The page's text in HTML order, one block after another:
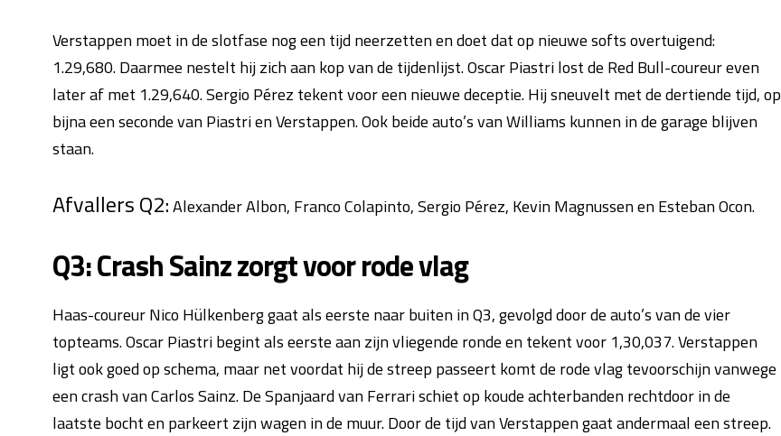
Verstappen moet in de slotfase nog een tijd neerzetten en doet dat op nieuwe softs overtuigend:
1.29,680. Daarmee nestelt hij zich aan kop van de tijdenlijst. Oscar Piastri lost de Red Bull-coureur even
later af met 1.29,640. Sergio Pérez tekent voor een nieuwe deceptie. Hij sneuvelt met de dertiende tijd, op
bijna een seconde van Piastri en Verstappen. Ook beide auto’s van Williams kunnen in de garage blijven
staan.
Afvallers Q2:Alexander Albon, Franco Colapinto, Sergio Pérez, Kevin Magnussen en Esteban Ocon.
Q3: Crash Sainz zorgt voor rode vlag
Haas-coureur Nico Hülkenberg gaat als eerste naar buiten in Q3, gevolgd door de auto’s van de vier
topteams. Oscar Piastri begint als eerste aan zijn vliegende ronde en tekent voor 1,30,037. Verstappen
ligt ook goed op schema, maar net voordat hij de streep passeert komt de rode vlag tevoorschijn vanwege
een crash van Carlos Sainz. De Spanjaard van Ferrari schiet op koude achterbanden rechtdoor in de
laatste bocht en parkeert zijn wagen in de muur. Door de tijd van Verstappen gaat andermaal een streep.